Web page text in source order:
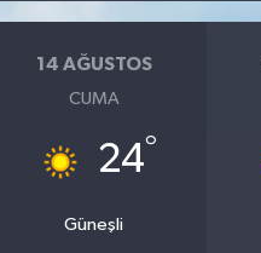
14 AĞUSTOS
CUMA
24°
Güneşli